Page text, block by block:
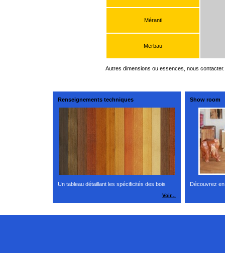
Méranti
Merbau
Autres dimensions ou essences, nous contacter.
Show room
Découvrez
Renseignements techniques
Un tableau détaillant les spécificités des bois
Voir...